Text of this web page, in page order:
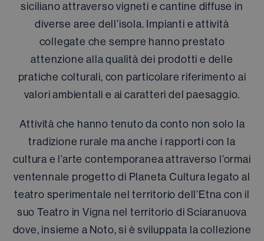
siciliano attraverso vigneti e cantine diffuse in
diverse aree dell’isola. Impianti e attività
collegate che sempre hanno prestato
attenzione alla qualità dei prodotti e delle
pratiche colturali, con particolare riferimento ai
valori ambientali e ai caratteri del paesaggio.
Attività che hanno tenuto da conto non solo la
tradizione rurale ma anche i rapporti con la
cultura e l’arte contemporanea attraverso l’ormai
ventennale progetto di Planeta Cultura legato al
teatro sperimentale nel territorio dell’Etna con il
suo Teatro in Vigna nel territorio di Sciaranuova
dove, insieme a Noto, si è sviluppata la collezione